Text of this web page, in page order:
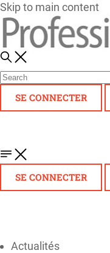
Skip to main content
SE CONNECTER
SE CONNECTER
Actualités